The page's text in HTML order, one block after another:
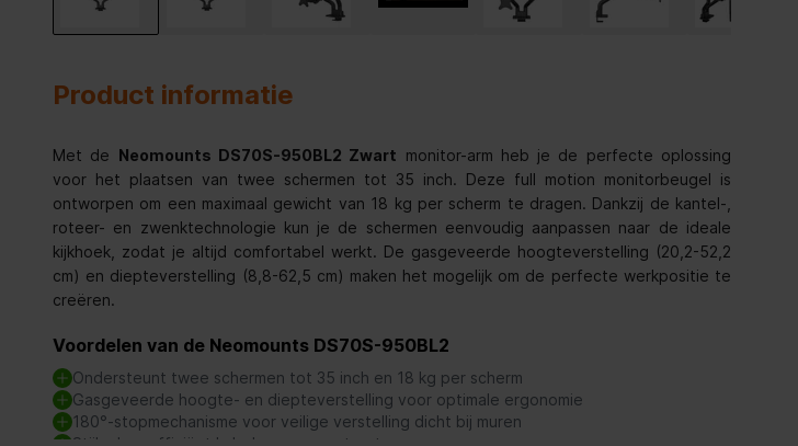
Product informatie
Met de Neomounts DS70S-950BL2 Zwart monitor-arm heb je de perfecte oplossing
voor het plaatsen van twee schermen tot 35 inch. Deze full motion monitorbeugel is
ontworpen om een maximaal gewicht van 18 kg per scherm te dragen. Dankzij de kantel-,
roteer- en zwenktechnologie kun je de schermen eenvoudig aanpassen naar de ideale
kijkhoek, zodat je altijd comfortabel werkt. De gasgeveerde hoogteverstelling (20,2-52,2
cm) en diepteverstelling (8,8-62,5 cm) maken het mogelijk om de perfecte werkpositie te
creëren.
Voordelen van de Neomounts DS70S-950BL2
Ondersteunt twee schermen tot 35 inch en 18 kg per scherm
Gasgeveerde hoogte- en diepteverstelling voor optimale ergonomie
180°-stopmechanisme voor veilige verstelling dicht bij muren